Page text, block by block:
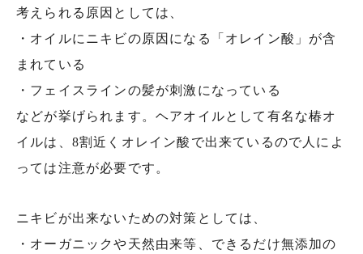
考えられる原因としては、
・オイルにニキビの原因になる「オレイン酸」が含
まれている
・フェイスラインの髪が刺激になっている
などが挙げられます。ヘアオイルとして有名な椿オ
イルは、8割近くオレイン酸で出来ているので人によ
っては注意が必要です。
ニキビが出来ないための対策としては、
・オーガニックや天然由来等、できるだけ無添加の